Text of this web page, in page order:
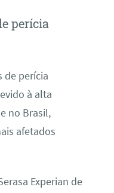
perícia
de perícia
à alta
no Brasil,
afetados
Experian de